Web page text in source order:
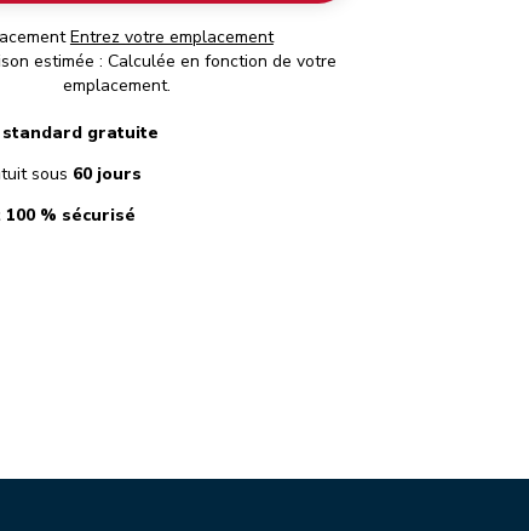
Entrez votre emplacement
estimée : Calculée en fonction de votre
emplacement.
standard gratuite
sous 60 jours
% sécurisé